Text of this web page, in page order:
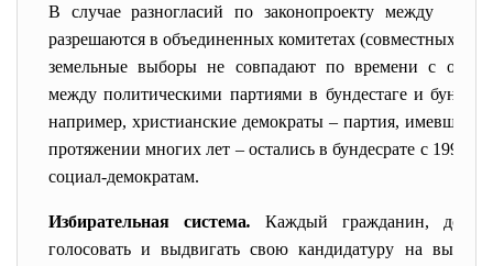
В случае разногласий по законопроекту между
разрешаются в объединенных комитетах (совместных
земельные выборы не совпадают по времени с
между политическими партиями в бундестаге и
например, христианские демократы – партия, имевшая
протяжении многих лет – остались в бундесрате с 1991
социал-демократам.
Избирательная система.
Каждый гражданин,
голосовать и выдвигать свою кандидатуру на